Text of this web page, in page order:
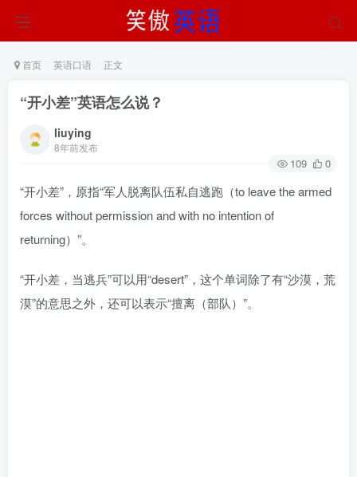
首页 英语口语 正文
“开小差”英语怎么说？
liuying
8年前发布
109 0
“开小差”，原指“军人脱离队伍私自逃跑（to leave the armed
forces without permission and with no intention of
returning）”。
“开小差，当逃兵”可以用“desert”，这个单词除了有“沙漠，荒
漠”的意思之外，还可以表示“擅离（部队）”。